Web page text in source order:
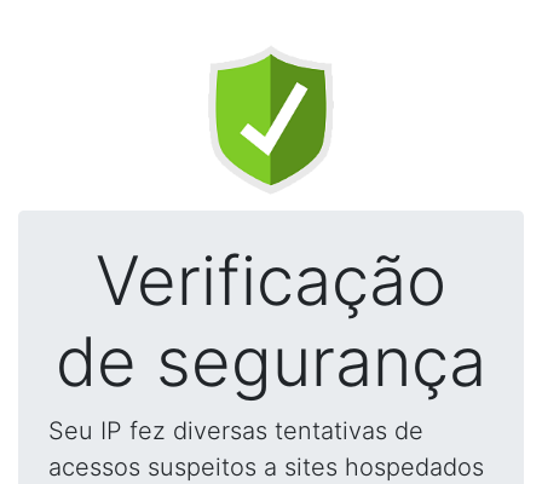
Verificação
de segurança
Seu IP fez diversas tentativas de
acessos suspeitos a sites hospedados